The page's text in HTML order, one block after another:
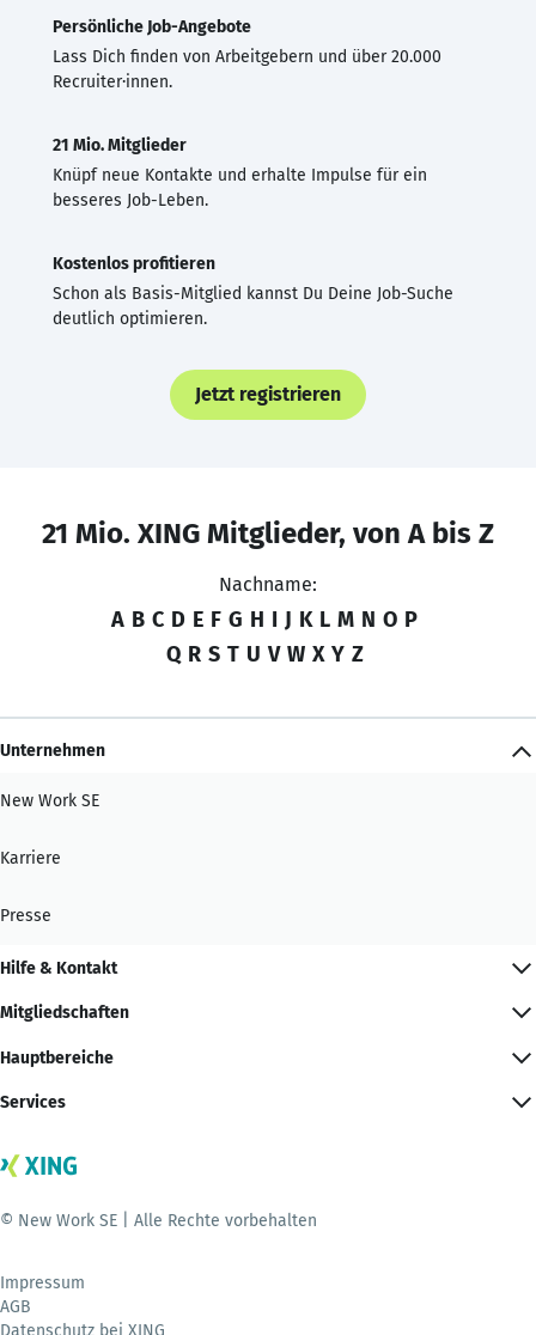
Persönliche Job-Angebote
Lass Dich finden von Arbeitgebern und über 20.000
Recruiter·innen.
21 Mio. Mitglieder
Knüpf neue Kontakte und erhalte Impulse für ein
besseres Job-Leben.
Kostenlos profitieren
Schon als Basis-Mitglied kannst Du Deine Job-Suche
deutlich optimieren.
Jetzt registrieren
21 Mio. XING Mitglieder, von A bis Z
Nachname:
A B C D E F G H I J K L M N O P
Q R S T U V W X Y Z
Unternehmen
New Work SE
Karriere
Presse
Hilfe & Kontakt
Mitgliedschaften
Hauptbereiche
Services
© New Work SE | Alle Rechte vorbehalten
Impressum
AGB
Datenschutz bei XING